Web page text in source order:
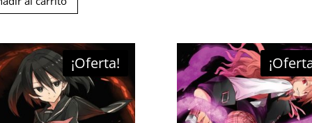
era:
es:
¡Oferta!